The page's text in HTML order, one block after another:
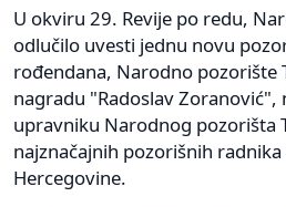
U okviru 29. Revije po redu,
odlučilo uvesti jednu novu
rođendana, Narodno pozorište
nagradu "Radoslav
upravniku Narodnog pozorišta
najznačajnih pozorišnih
Hercegovine.